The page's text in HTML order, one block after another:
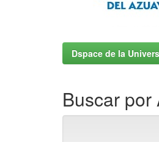
Dspace de la
Buscar